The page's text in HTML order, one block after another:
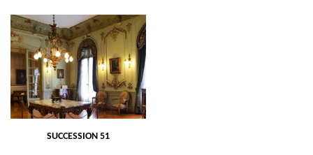
SUCCESSION 51